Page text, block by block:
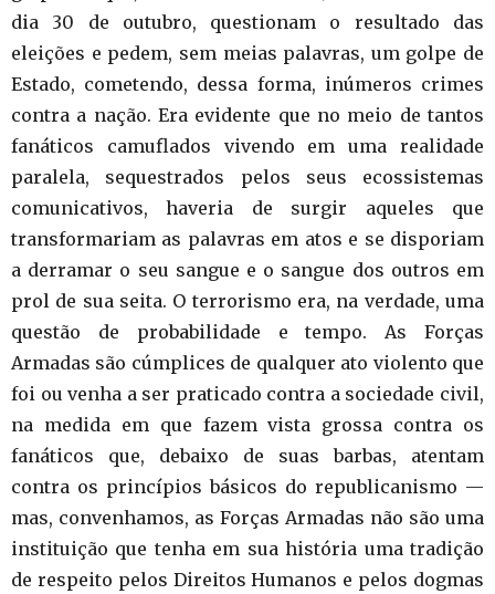
dia 30 de outubro, questionam o resultado das
eleições e pedem, sem meias palavras, um golpe de
Estado, cometendo, dessa forma, inúmeros crimes
contra a nação. Era evidente que no meio de tantos
fanáticos camuflados vivendo em uma realidade
paralela, sequestrados pelos seus ecossistemas
comunicativos, haveria de surgir aqueles que
transformariam as palavras em atos e se disporiam
a derramar o seu sangue e o sangue dos outros em
prol de sua seita. O terrorismo era, na verdade, uma
questão de probabilidade e tempo. As Forças
Armadas são cúmplices de qualquer ato violento que
foi ou venha a ser praticado contra a sociedade civil,
na medida em que fazem vista grossa contra os
fanáticos que, debaixo de suas barbas, atentam
contra os princípios básicos do republicanismo —
mas, convenhamos, as Forças Armadas não são uma
instituição que tenha em sua história uma tradição
de respeito pelos Direitos Humanos e pelos dogmas